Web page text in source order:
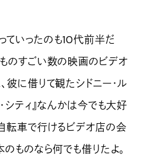
ていったのも10代前半だ
のすごい数の映画のビデオ
彼に借りて観たシドニー・ル
シティ』なんかは今でも大好
転車で行けるビデオ店の会
のものなら何でも借りたよ。